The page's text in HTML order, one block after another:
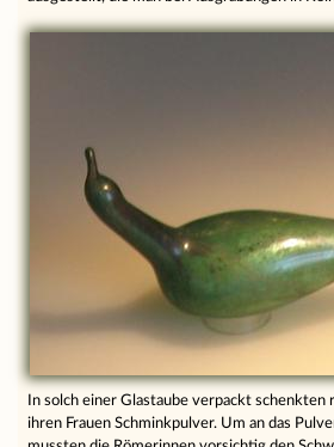
In solch einer Glastaube verpackt schenkten
ihren Frauen Schminkpulver. Um an das